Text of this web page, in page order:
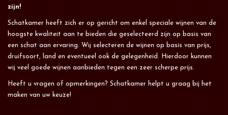
zijn!
Schatkamer heeft zich er op gericht om enkel speciale wijnen van de
hoogste kwaliteit aan te bieden die geselecteerd zijn op basis van
een schat aan ervaring. Wij selecteren de wijnen op basis van prijs,
druifsoort, land en eventueel ook de gelegenheid. Hierdoor kunnen
wij veel goede wijnen aanbieden tegen een zeer scherpe prijs.
Heeft u vragen of opmerkingen? Schatkamer helpt u graag bij het
maken van uw keuze!